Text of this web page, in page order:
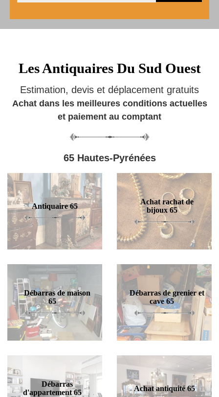
Les Antiquaires Du Sud Ouest
Estimation, devis et déplacement gratuits
Achat dans les meilleures conditions actuelles
et paiement au comptant
65 Hautes-Pyrénées
Antiquaire 65
Achat rachat de
bijoux 65
Débarras de maison
65
Débarras de grenier et
cave 65
Débarras
d'appartement 65
Achat antiquité 65